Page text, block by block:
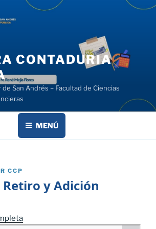
CONTADURIA
San Andrés – Facultad de Ciencias
MENÚ
CCP
Retiro y Adición